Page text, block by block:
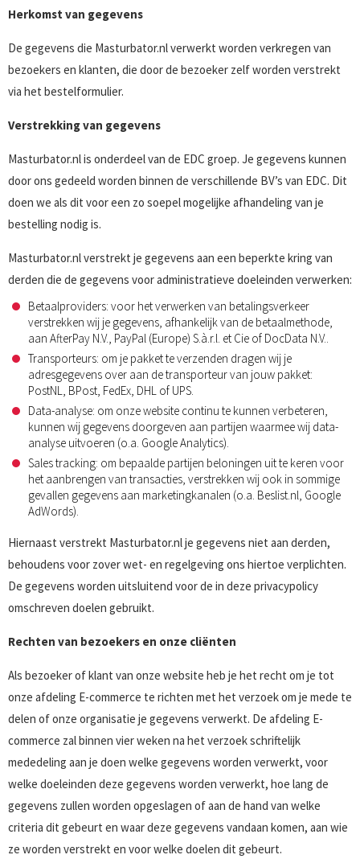
Herkomst van gegevens
De gegevens die Masturbator.nl verwerkt worden verkregen van
bezoekers en klanten, die door de bezoeker zelf worden verstrekt
via het bestelformulier.
Verstrekking van gegevens
Masturbator.nl is onderdeel van de EDC groep. Je gegevens kunnen
door ons gedeeld worden binnen de verschillende BV’s van EDC. Dit
doen we als dit voor een zo soepel mogelijke afhandeling van je
bestelling nodig is.
Masturbator.nl verstrekt je gegevens aan een beperkte kring van
derden die de gegevens voor administratieve doeleinden verwerken:
Betaalproviders: voor het verwerken van betalingsverkeer
verstrekken wij je gegevens, afhankelijk van de betaalmethode,
aan AfterPay N.V., PayPal (Europe) S.à.r.l. et Cie of DocData N.V..
Transporteurs: om je pakket te verzenden dragen wij je
adresgegevens over aan de transporteur van jouw pakket:
PostNL, BPost, FedEx, DHL of UPS.
Data-analyse: om onze website continu te kunnen verbeteren,
kunnen wij gegevens doorgeven aan partijen waarmee wij data-
analyse uitvoeren (o.a. Google Analytics).
Sales tracking: om bepaalde partijen beloningen uit te keren voor
het aanbrengen van transacties, verstrekken wij ook in sommige
gevallen gegevens aan marketingkanalen (o.a. Beslist.nl, Google
AdWords).
Hiernaast verstrekt Masturbator.nl je gegevens niet aan derden,
behoudens voor zover wet- en regelgeving ons hiertoe verplichten.
De gegevens worden uitsluitend voor de in deze privacypolicy
omschreven doelen gebruikt.
Rechten van bezoekers en onze cliënten
Als bezoeker of klant van onze website heb je het recht om je tot
onze afdeling E-commerce te richten met het verzoek om je mede te
delen of onze organisatie je gegevens verwerkt. De afdeling E-
commerce zal binnen vier weken na het verzoek schriftelijk
mededeling aan je doen welke gegevens worden verwerkt, voor
welke doeleinden deze gegevens worden verwerkt, hoe lang de
gegevens zullen worden opgeslagen of aan de hand van welke
criteria dit gebeurt en waar deze gegevens vandaan komen, aan wie
ze worden verstrekt en voor welke doelen dit gebeurt.